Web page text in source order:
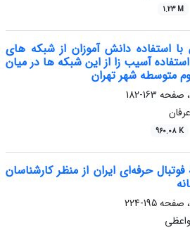
1.23 M
با استفاده دانش آموزان از شبکه های
آسیب زا از این شبکه ها در میان
متوسطه شهر تهران
163-182
960.08 K
حرفه‌ای ایران از منظر کارشناسان
195-224